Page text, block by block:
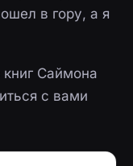
в гору, а я
Саймона
с вами